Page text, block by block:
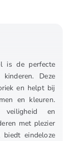
is de perfecte
Deze
en helpt bij
en kleuren.
en
met plezier
biedt eindeloze